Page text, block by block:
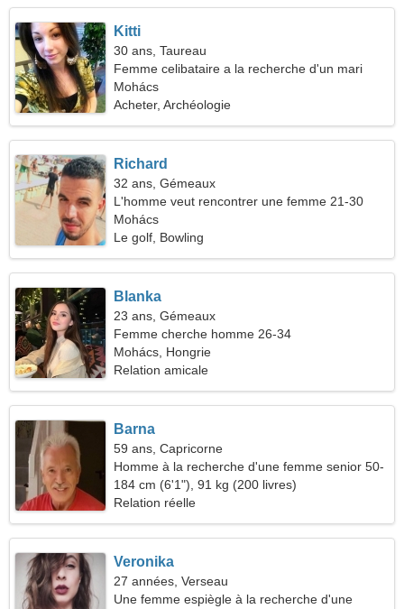
Kitti
30 ans, Taureau
Femme celibataire a la recherche d'un mari
Mohács
Acheter, Archéologie
Richard
32 ans, Gémeaux
L'homme veut rencontrer une femme 21-30
Mohács
Le golf, Bowling
Blanka
23 ans, Gémeaux
Femme cherche homme 26-34
Mohács, Hongrie
Relation amicale
Barna
59 ans, Capricorne
Homme à la recherche d'une femme senior 50-
57
184 cm (6'1"), 91 kg (200 livres)
Relation réelle
Veronika
27 années, Verseau
Une femme espiègle à la recherche d'une